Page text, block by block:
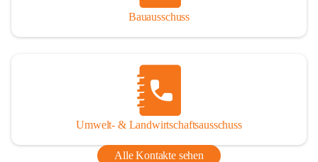
Bauausschuss
Umwelt- & Landwirtschaftsausschuss
Alle Kontakte sehen